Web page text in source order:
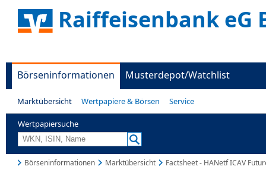
Raiffeisenbank eG
Börseninformationen Musterdepot/Watchlist
Marktübersicht Wertpapiere & Börsen Service
Wertpapiersuche
Börseninformationen Marktübersicht Factsheet - HANetf ICAV